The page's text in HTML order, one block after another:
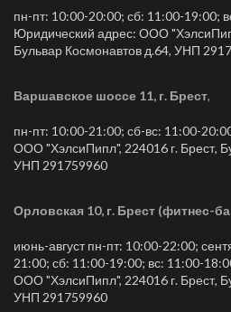
пн-пт: 10:00-20:00; сб: 11:00-19:00;
Юридический адрес: ООО
Бульвар Космонавтов д.64, УНП
Варшавское шоссе 11, г. Брест,
пн-пт: 10:00-21:00; сб-вс: 11:00-
ООО "ХэлсиПипл", 224016 г. Брест,
УНП 291759960
Орловская 10, г. Брест (фитнес-
июнь-август пн-пт: 10:00-22:00;
21:00; сб: 11:00-19:00; вс: 11:00-
ООО "ХэлсиПипл", 224016 г. Брест,
УНП 291759960